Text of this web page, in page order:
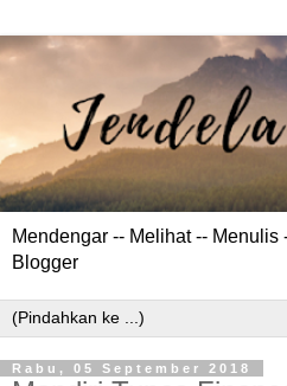
Mendengar -- Melihat --
Blogger
Rabu, 05 September 2018